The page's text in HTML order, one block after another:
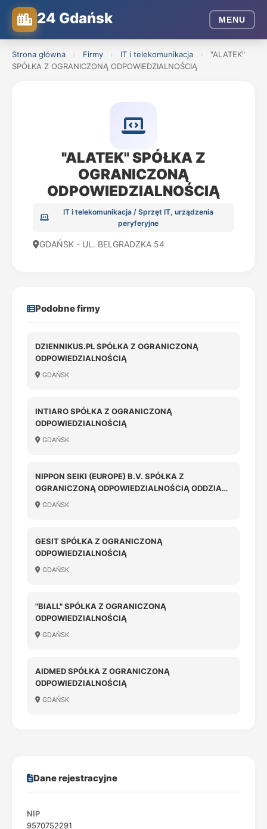
24 Gdańsk MENU
Strona główna › Firmy › IT i telekomunikacja ›
"ALATEK"
SPÓŁKA Z OGRANICZONĄ ODPOWIEDZIALNOŚCIĄ
"ALATEK" SPÓŁKA Z
OGRANICZONĄ
ODPOWIEDZIALNOŚCIĄ
IT i telekomunikacja / Sprzęt IT, urządzenia
peryferyjne
GDAŃSK - UL. BELGRADZKA 54
Podobne firmy
DZIENNIKUS.PL SPÓŁKA Z OGRANICZONĄ
ODPOWIEDZIALNOŚCIĄ
GDAŃSK
INTIARO SPÓŁKA Z OGRANICZONĄ
ODPOWIEDZIALNOŚCIĄ
GDAŃSK
NIPPON SEIKI (EUROPE) B.V. SPÓŁKA Z
OGRANICZONĄ ODPOWIEDZIALNOŚCIĄ ODDZIAŁ
W POLSCE
GDAŃSK
GESIT SPÓŁKA Z OGRANICZONĄ
ODPOWIEDZIALNOŚCIĄ
GDAŃSK
"BIALL" SPÓŁKA Z OGRANICZONĄ
ODPOWIEDZIALNOŚCIĄ
GDAŃSK
AIDMED SPÓŁKA Z OGRANICZONĄ
ODPOWIEDZIALNOŚCIĄ
GDAŃSK
Dane rejestracyjne
NIP
9570752291